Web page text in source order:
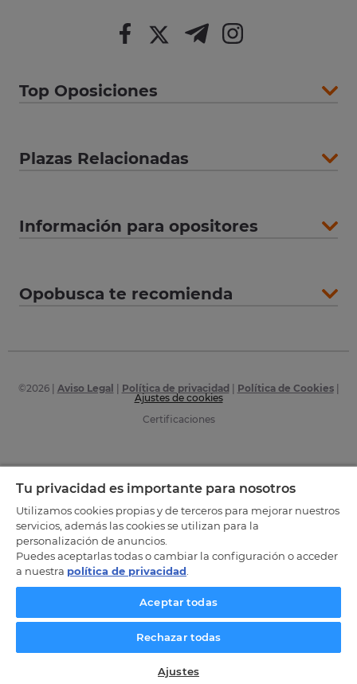
Top Oposiciones
Plazas Relacionadas
Información para opositores
Opobusca te recomienda
©2026| Aviso Legal Política de privacidad Política de Cookies|
Ajustes de cookies
Certificaciones
Tu privacidad es importante para nosotros
Utilizamos cookies propias y de terceros para mejorar nuestros
servicios, además las cookies se utilizan para la
personalización de anuncios.
Puedes aceptarlas todas o cambiar la configuración o acceder
a nuestra política de privacidad
Aceptar todas
Rechazar todas
Ajustes
SOLICITA INFORMACIÓN